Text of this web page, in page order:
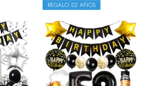
REGALO 52 AÑOS